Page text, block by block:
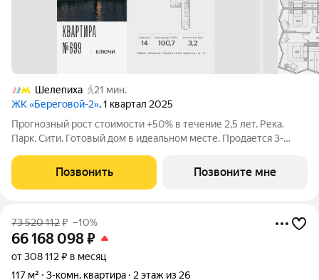
Шелепиха
21 мин.
ЖК «Береговой-2», 1 квартал 2025
Прогнозный рост стоимости +50% в течение 2,5 лет. Река.
Парк. Сити. Готовый дом в идеальном месте. Продается 3-
и видом на школу. Береговой - квартал-курорт в центре
столицы. Пешеходная
Позвонить Позвоните мне
73 520 112₽ –10%
66 168 098₽
от 308 112 ₽ в месяц
117 м²
3-комн. квартира 2 этаж из 26